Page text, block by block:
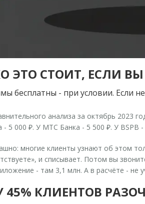
ЭТО СТОИТ, ЕСЛИ
бесплатны - при условии. Если
анализа за октябрь 2023
- 5 000 ₽. У МТС Банка - 5 500 ₽. У
многие клиенты узнают об этом
и списывает. Потом вы
- там 3,1 млн. А в расчёте - не
45% КЛИЕНТОВ